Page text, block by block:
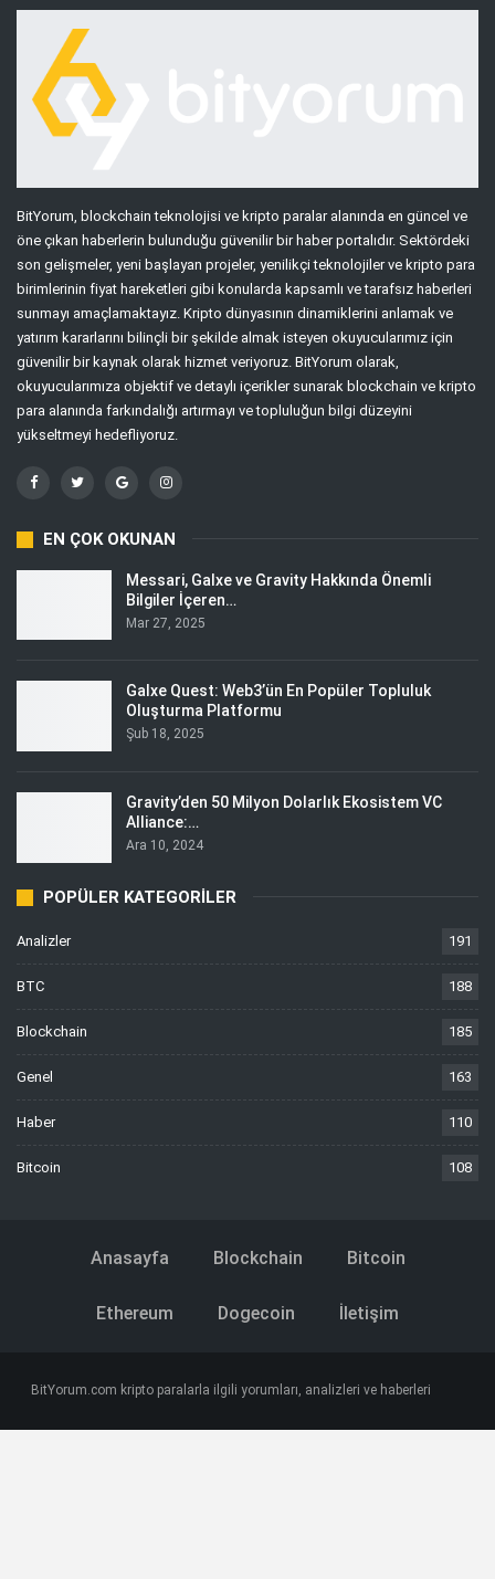
BitYorum, blockchain teknolojisi ve kripto paralar alanında en güncel ve
öne çıkan haberlerin bulunduğu güvenilir bir haber portalıdır. Sektördeki
son gelişmeler, yeni başlayan projeler, yenilikçi teknolojiler ve kripto para
birimlerinin fiyat hareketleri gibi konularda kapsamlı ve tarafsız haberleri
sunmayı amaçlamaktayız. Kripto dünyasının dinamiklerini anlamak ve
yatırım kararlarını bilinçli bir şekilde almak isteyen okuyucularımız için
güvenilir bir kaynak olarak hizmet veriyoruz. BitYorum olarak,
okuyucularımıza objektif ve detaylı içerikler sunarak blockchain ve kripto
para alanında farkındalığı artırmayı ve topluluğun bilgi düzeyini
yükseltmeyi hedefliyoruz.
EN ÇOK OKUNAN
Messari, Galxe ve Gravity Hakkında Önemli
Bilgiler İçeren…
Mar 27, 2025
Galxe Quest: Web3’ün En Popüler Topluluk
Oluşturma Platformu
Şub 18, 2025
Gravity’den 50 Milyon Dolarlık Ekosistem VC
Alliance:…
Ara 10, 2024
POPÜLER KATEGORILER
Analizler 191
BTC 188
Blockchain 185
Genel 163
Haber 110
Bitcoin 108
Anasayfa Blockchain Bitcoin
Ethereum Dogecoin İletişim
BitYorum.com kripto paralarla ilgili yorumları, analizleri ve haberleri